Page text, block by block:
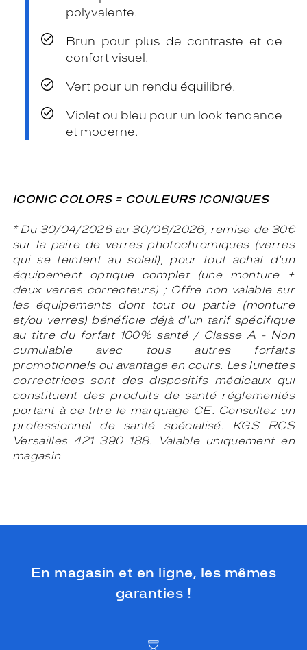
polyvalente.
Brun pour plus de contraste et de
confort visuel.
Vert pour un rendu équilibré.
Violet ou bleu pour un look tendance
et moderne.
ICONIC COLORS = COULEURS ICONIQUES
* Du 30/04/2026 au 30/06/2026, remise de 30€
sur la paire de verres photochromiques (verres
qui se teintent au soleil), pour tout achat d'un
équipement optique complet (une monture +
deux verres correcteurs) ; Offre non valable sur
les équipements dont tout ou partie (monture
et/ou verres) bénéficie déjà d'un tarif spécifique
au titre du forfait 100% santé / Classe A - Non
cumulable avec tous autres forfaits
promotionnels ou avantage en cours. Les lunettes
correctrices sont des dispositifs médicaux qui
constituent des produits de santé réglementés
portant à ce titre le marquage CE. Consultez un
professionnel de santé spécialisé. KGS RCS
Versailles 421 390 188. Valable uniquement en
magasin.
En magasin et en ligne, les mêmes
garanties !